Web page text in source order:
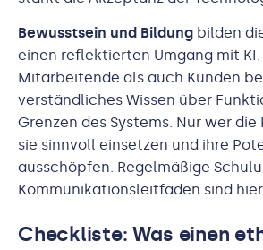
Bewusstsein und Bildung bilden
einen reflektierten Umgang mit KI.
Mitarbeitende als auch Kunden
verständliches Wissen über
Grenzen des Systems. Nur wer
sie sinnvoll einsetzen und ihre
ausschöpfen. Regelmäßige
Kommunikationsleitfäden sind
Checkliste: Was einen